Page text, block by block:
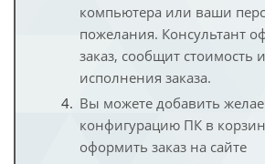
компьютера или ваши
пожелания. Консультант
заказ, сообщит стоимость
исполнения заказа.
Вы можете добавить
конфигурацию ПК в
оформить заказ на сайте